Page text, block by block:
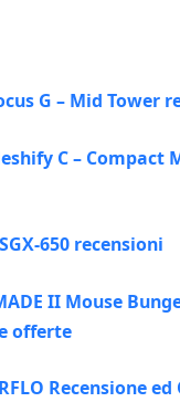
G – Mid Tower
C – Compact
650 recensioni
II Mouse
offerte
Recensione